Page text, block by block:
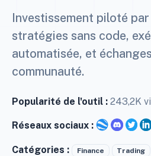
Investissement piloté
stratégies sans code,
automatisée, et
communauté.
Popularité de l'outil : 243,2K
Réseaux sociaux :
Catégories : Finance Trading